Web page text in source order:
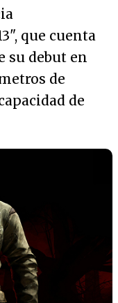
que cuenta
su debut en
de
de